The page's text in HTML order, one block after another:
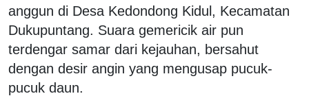
anggun di Desa Kedondong Kidul, Kecamatan
Dukupuntang. Suara gemericik air pun
terdengar samar dari kejauhan, bersahut
dengan desir angin yang mengusap pucuk-
pucuk daun.